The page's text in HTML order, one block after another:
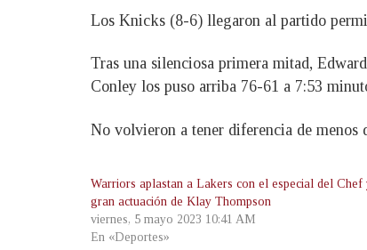
Los Knicks (8-6) llegaron al partido
Tras una silenciosa primera mitad,
Conley los puso arriba 76-61 a 7:53
No volvieron a tener diferencia de menos
Warriors aplastan a Lakers con el especial del Chef
gran actuación de Klay Thompson
viernes, 5 mayo 2023 10:41 AM
En «Deportes»